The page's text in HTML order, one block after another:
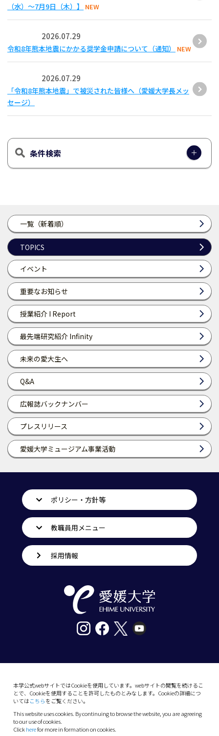
一覧（新着順）
TOPICS
イベント
重要なお知らせ
授業紹介 I Report
最先端研究紹介 Infinity
未来の愛大生へ
Q&A
広報誌バックナンバー
プレスリリース
愛媛大学ミュージアム事業活動
（水）～7月9日（木）】
NEW
2026.07.29
令和8年熊本地震にかかる奨学金申請について（通知） NEW
2026.07.29
「令和8年熊本地震」で被災された皆様へ（愛媛大学長メッ
セージ）
条件検索
本学公式webサイトではCookieを使用しています。webサイトの閲覧を続けるこ
とで、Cookieを使用することを許可したものとみなします。Cookieの詳細につ
いてはこちらをご覧ください。
This website uses cookies. By continuing to browse the website, you are agreeing
to our use of cookies.
Clickherefor more in formation on cookies.
ポリシー・方針等
教職員用メニュー
採用情報
10-13 Dogo-Himata, Matsuyama, Ehime 790-
Phone: +81 89-927-9000